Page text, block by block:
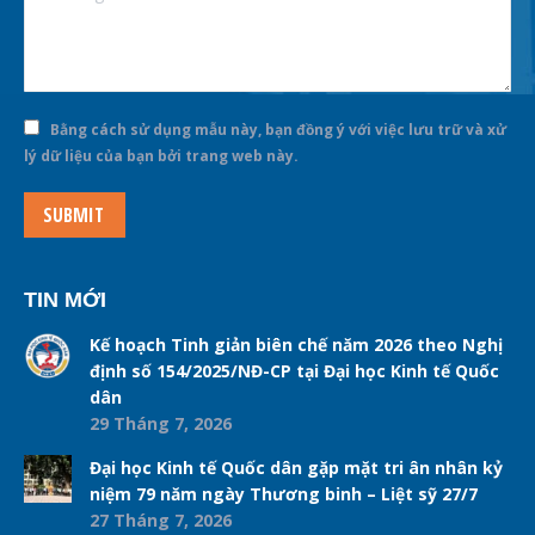
Bằng cách sử dụng mẫu này, bạn đồng ý với việc lưu trữ và xử
lý dữ liệu của bạn bởi trang web này.
SUBMIT
TIN MỚI
Kế hoạch Tinh giản biên chế năm 2026 theo Nghị
định số 154/2025/NĐ-CP tại Đại học Kinh tế Quốc
dân
29 Tháng 7, 2026
Đại học Kinh tế Quốc dân gặp mặt tri ân nhân kỷ
niệm 79 năm ngày Thương binh – Liệt sỹ 27/7
27 Tháng 7, 2026